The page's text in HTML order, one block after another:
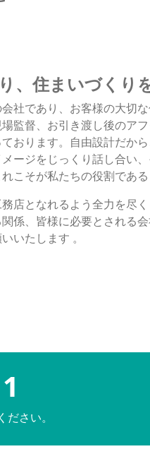
、住まいづくり
社であり、お客様の大切
監督、お引き渡し後のア
おります。自由設計だか
ージをじっくり話し合い
こそが私たちの役割である
店となれるよう全力を尽
係、皆様に必要とされる
いたします 。
さい。